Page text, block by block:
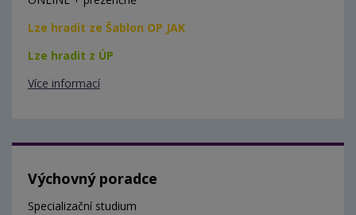
Lze hradit ze Šablon OP JAK
Lze hradit z ÚP
Více informací
Výchovný poradce
Specializační studium